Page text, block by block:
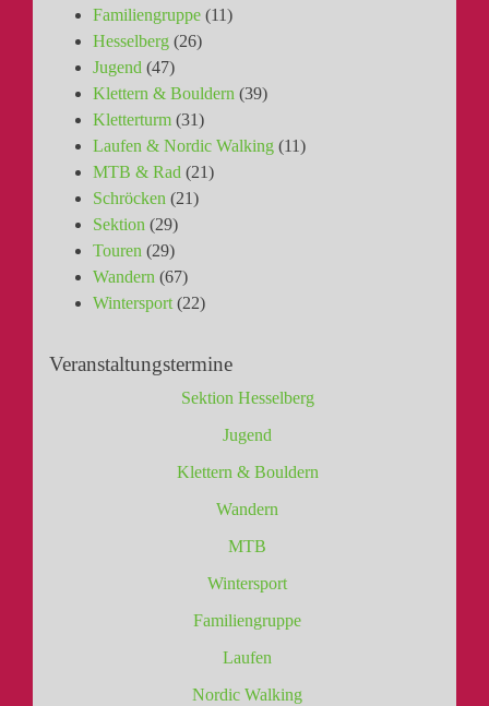
Familiengruppe (11)
Hesselberg (26)
Jugend (47)
Klettern & Bouldern (39)
Kletterturm (31)
Laufen & Nordic Walking (11)
MTB & Rad (21)
Schröcken (21)
Sektion (29)
Touren (29)
Wandern (67)
Wintersport (22)
Veranstaltungstermine
Sektion Hesselberg
Jugend
Klettern & Bouldern
Wandern
MTB
Wintersport
Familiengruppe
Laufen
Nordic Walking